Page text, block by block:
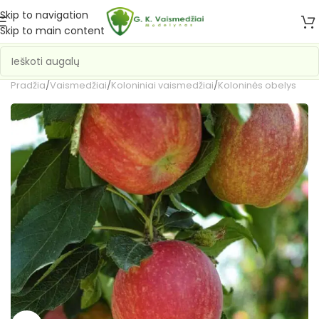
Skip to navigation
Skip to main content
Pradžia/Vaismedžiai/Koloniniai vaismedžiai/Koloninės obelys